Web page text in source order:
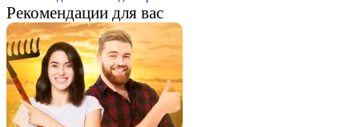
Рекомендации для вас